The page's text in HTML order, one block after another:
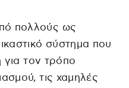
πολλούς ως
σύστημα που
για τον τρόπο
τις χαμηλές